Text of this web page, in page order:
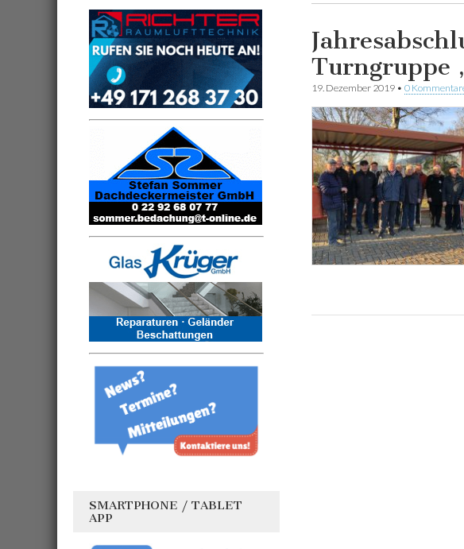
Turngruppe
19. Dezember 2019 • 0
SMARTPHONE / TABLET
APP